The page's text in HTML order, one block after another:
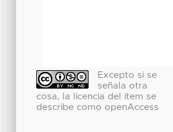
Excepto si se
señala otra
cosa, la licencia del ítem se
describe como openAccess